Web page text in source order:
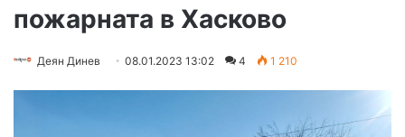
пожарната в Хасково
Деян Динев 08.01.2023 13:02 4 1 210